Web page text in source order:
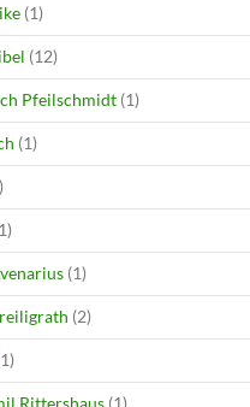
(1)
(12)
Pfeilschmidt (1)
(1)
(1)
(2)
Rittershaus (1)